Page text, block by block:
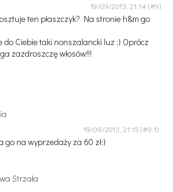
19/09/2013, 21:14
ten płaszczyk? Na stronie h&m go
do Ciebie taki nonszalancki luz ;) Oprócz
zazdroszczę włosów!!!
19/09/2013, 21:15
go na wyprzedaży za 60 zł:)
Strzała